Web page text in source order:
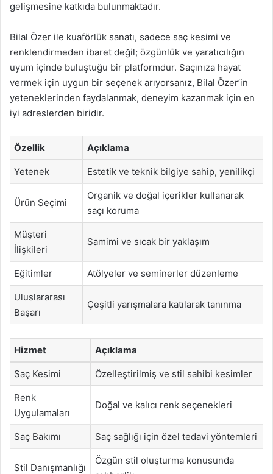
gelişmesine katkıda bulunmaktadır.
Bilal Özer ile kuaförlük sanatı, sadece saç kesimi ve
renklendirmeden ibaret değil; özgünlük ve yaratıcılığın
uyum içinde buluştuğu bir platformdur. Saçınıza hayat
vermek için uygun bir seçenek arıyorsanız, Bilal Özer’in
yeteneklerinden faydalanmak, deneyim kazanmak için en
iyi adreslerden biridir.
Özellik Açıklama
Yetenek Estetik ve teknik bilgiye sahip, yenilikçi
Ürün Seçimi
Organik ve doğal içerikler kullanarak
saçı koruma
Müşteri
İlişkileri
Samimi ve sıcak bir yaklaşım
Eğitimler Atölyeler ve seminerler düzenleme
Uluslararası
Başarı
Çeşitli yarışmalara katılarak tanınma
Hizmet Açıklama
Saç Kesimi Özelleştirilmiş ve stil sahibi kesimler
Renk
Uygulamaları
Doğal ve kalıcı renk seçenekleri
Saç Bakımı Saç sağlığı için özel tedavi yöntemleri
Stil Danışmanlığı
Özgün stil oluşturma konusunda